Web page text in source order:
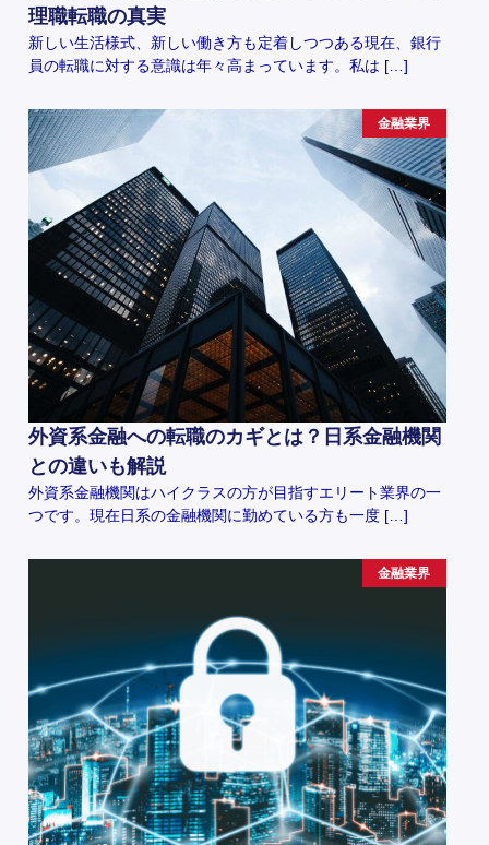
理職転職の真実
新しい生活様式、新しい働き方も定着しつつある現在、銀行
員の転職に対する意識は年々高まっています。私は […]
金融業界
外資系金融への転職のカギとは？日系金融機関
との違いも解説
外資系金融機関はハイクラスの方が目指すエリート業界の一
つです。現在日系の金融機関に勤めている方も一度 […]
金融業界